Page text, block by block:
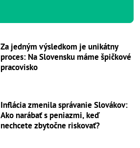
Za jedným výsledkom je unikátny
proces: Na Slovensku máme špičkové
pracovisko
Inflácia zmenila správanie Slovákov:
Ako narábať s peniazmi, keď
nechcete zbytočne riskovať?